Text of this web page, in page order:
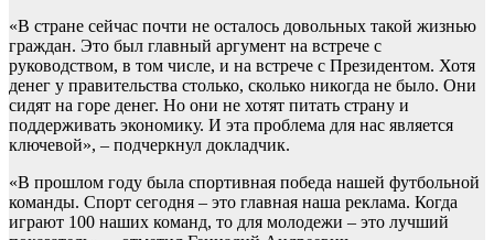
«В стране сейчас почти не осталось довольных такой жизнью
граждан. Это был главный аргумент на встрече с
руководством, в том числе, и на встрече с Президентом. Хотя
денег у правительства столько, сколько никогда не было. Они
сидят на горе денег. Но они не хотят питать страну и
поддерживать экономику. И эта проблема для нас является
ключевой», – подчеркнул докладчик.
«В прошлом году была спортивная победа нашей футбольной
команды. Спорт сегодня – это главная наша реклама. Когда
играют 100 наших команд, то для молодежи – это лучший